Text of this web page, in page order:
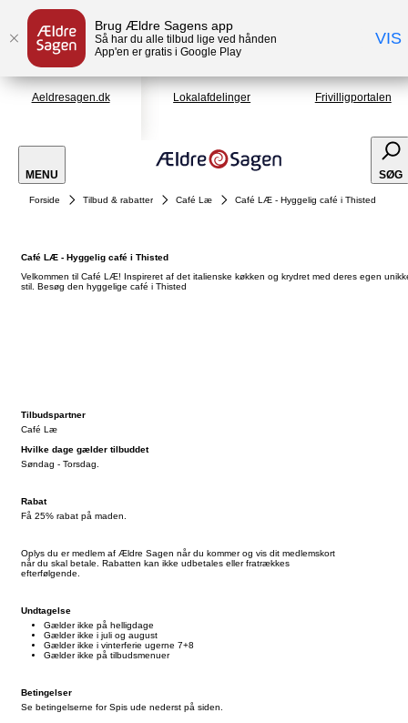
Brug Ældre Sagens app
Så har du alle tilbud lige ved hånden
App'en er gratis i Google Play
VIS
Aeldresagen.dk Lokalafdelinger Frivilligportalen
MENU SØG
Forside Tilbud & rabatter Café Læ Café LÆ - Hyggelig café i Thisted
Café LÆ - Hyggelig café i Thisted
Velkommen til Café LÆ! Inspireret af det italienske køkken og krydret med deres egen
stil. Besøg den hyggelige café i Thisted
Tilbudspartner
Café Læ
Hvilke dage gælder tilbuddet
Søndag - Torsdag.
Rabat
Få 25% rabat på maden.
Oplys du er medlem af Ældre Sagen når du kommer og vis dit medlemskort
når du skal betale. Rabatten kan ikke udbetales eller fratrækkes
efterfølgende.
Undtagelse
Gælder ikke på helligdage
Gælder ikke i juli og august
Gælder ikke i vinterferie ugerne 7+8
Gælder ikke på tilbudsmenuer
Betingelser
Se betingelserne for Spis ude nederst på siden.